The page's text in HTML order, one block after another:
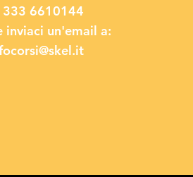
333 6610144
inviaci un'email a: